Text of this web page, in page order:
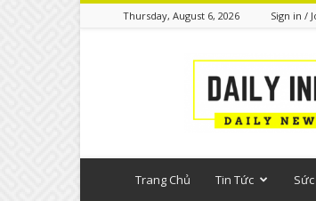
Thursday, August 6, 2026 Sign in /
thông
Trang Chủ Tin Tức